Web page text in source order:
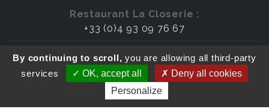
Restaurant La Closerie :
+33 (0)4 93 09 76 67
Mentions légales & crédits
Politique de confidentialité
Cookies
By continuing to scroll, you are allowing all third-party
services
OK, accept all
Deny all cookies
Personalize